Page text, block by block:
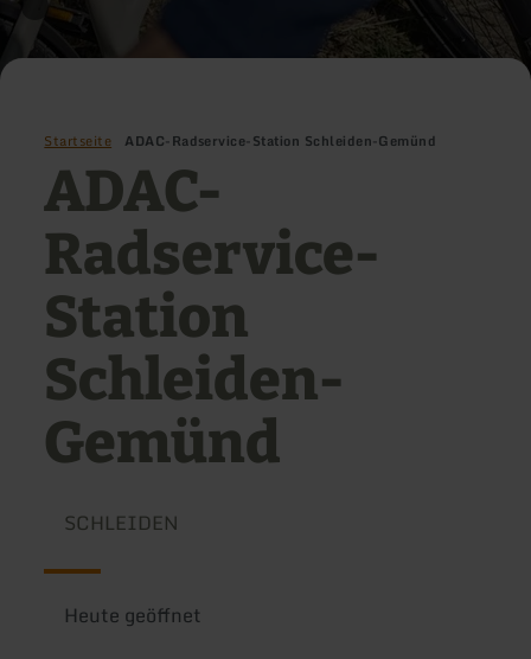
Startseite ADAC-Radservice-Station Schleiden-Gemünd
ADAC-
Radservice-
Station
Schleiden-
Gemünd
SCHLEIDEN
Heute geöffnet